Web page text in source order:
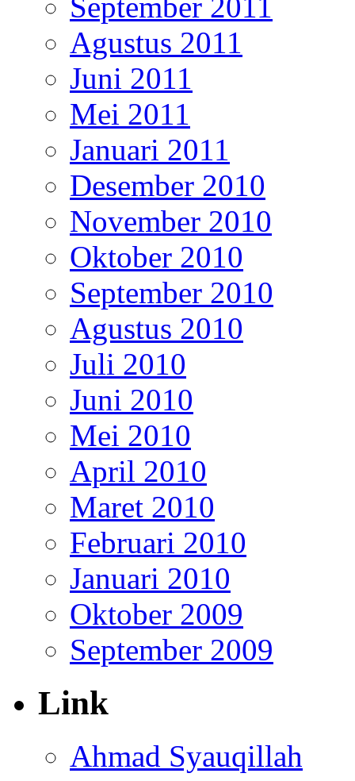
Agustus 2011
Juni 2011
Mei 2011
Januari 2011
Desember 2010
November 2010
Oktober 2010
September 2010
Agustus 2010
Juli 2010
Juni 2010
Mei 2010
April 2010
Maret 2010
Februari 2010
Januari 2010
Oktober 2009
September 2009
Link
Ahmad Syauqillah